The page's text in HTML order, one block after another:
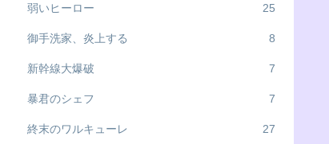
弱いヒーロー 25
御手洗家、炎上する 8
新幹線大爆破 7
暴君のシェフ 7
終末のワルキューレ 27